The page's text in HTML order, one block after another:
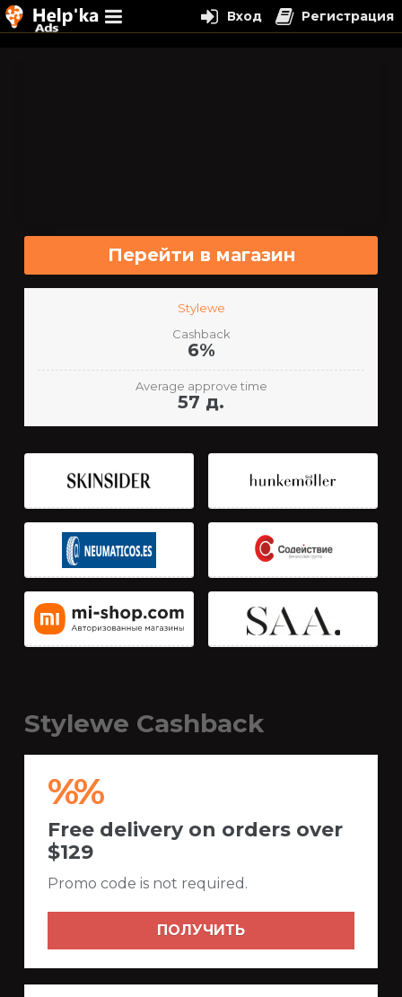
Перейти в магазин
Stylewe
Cashback
6%
Average approve time
57 д.
Stylewe Cashback
%%
Free delivery on orders over
$129
Promo code is not required.
ПОЛУЧИТЬ
Вход Регистрация